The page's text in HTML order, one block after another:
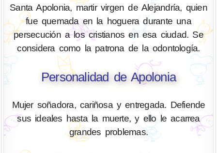
Santa Apolonia, martir virgen de Alejandría, quien
fue quemada en la hoguera durante una
persecución a los cristianos en esa ciudad. Se
considera como la patrona de la odontología.
Personalidad de Apolonia
Mujer soñadora, cariñosa y entregada. Defiende
sus ideales hasta la muerte, y ello le acarrea
grandes problemas.